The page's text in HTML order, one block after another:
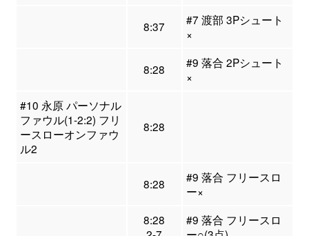
8:37
#7 渡部 3Pシュート
×
8:28
#9 落合 2Pシュート
×
#10 永原 パーソナル
ファウル(1-2:2) フリ
ースローオンファウ
ル2
8:28
8:28
#9 落合 フリースロ
ー×
8:28
#9 落合 フリースロ